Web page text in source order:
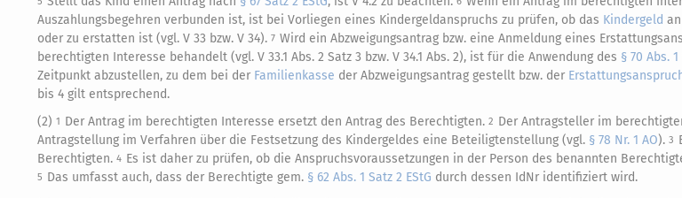
Auszahlungsbegehren verbunden ist, ist bei Vorliegen eines Kindergeldanspruchs zu prüfen, ob das Kindergeld
oder zu erstatten ist (vgl. V 33 bzw. V 34). 7 Wird ein Abzweigungsantrag bzw. eine Anmeldung eines
berechtigten Interesse behandelt (vgl. V 33.1 Abs. 2 Satz 3 bzw. V 34.1 Abs. 2), ist für die Anwendung des § 70 Abs.
Zeitpunkt abzustellen, zu dem bei der Familienkasse der Abzweigungsantrag gestellt bzw. der
bis 4 gilt entsprechend.
(2) 1 Der Antrag im berechtigten Interesse ersetzt den Antrag des Berechtigten. 2 Der Antragsteller im
Antragstellung im Verfahren über die Festsetzung des Kindergeldes eine Beteiligtenstellung (vgl. § 78 Nr. 1 AO). 3
Berechtigten. 4 Es ist daher zu prüfen, ob die Anspruchsvoraussetzungen in der Person des benannten
5 Das umfasst auch, dass der Berechtigte gem. § 62 Abs. 1 Satz 2 EStG durch dessen IdNr identifiziert wird.